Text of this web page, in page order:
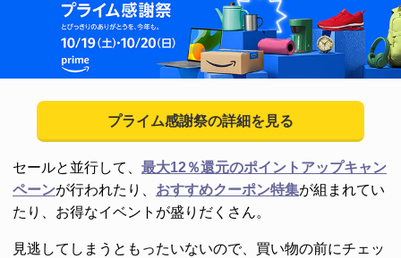
プライム感謝祭の詳細を見る
セールと並行して、 最大12％還元のポイントアップキャン
ペーンが行われたり、 おすすめクーポン特集が組まれてい
たり、お得なイベントが盛りだくさん。
見逃してしまうともったいないので、買い物の前にチェッ